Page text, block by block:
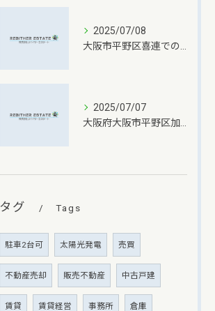
2025/07/08
2025/07/07
タグ Tags
駐車2台可 太陽光発電 売買
不動産売却 販売不動産 中古戸建
賃貸 賃貸経営 事務所 倉庫